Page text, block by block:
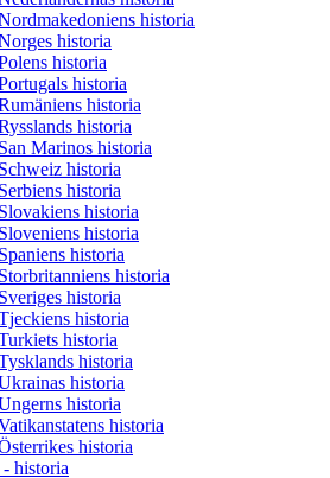
historia
historia
historia
historia
historia
historia
San Marinos historia
Schweiz historia
Serbiens historia
Slovakiens historia
Sloveniens historia
Spaniens historia
Storbritanniens historia
Sveriges historia
historia
historia
historia
historia
historia
historia
historia
historia